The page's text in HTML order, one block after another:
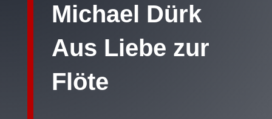
Michael Dürk
Aus Liebe zur
Flöte